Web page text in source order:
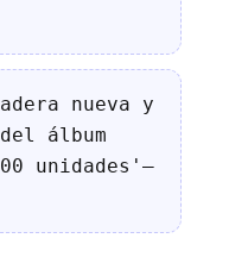
nueva y
álbum
unidades'—